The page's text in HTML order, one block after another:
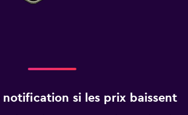
notification si les prix baissent